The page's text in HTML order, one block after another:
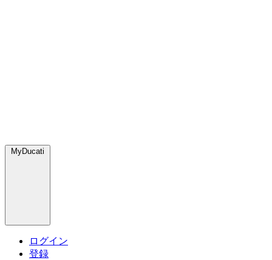
MyDucati
ログイン
登録